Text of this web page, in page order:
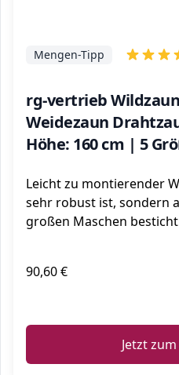
rg-vertrieb
Weidezaun
Höhe: 160 cm | 5
Mengen-Tipp
Leicht zu montierender
sehr robust ist, sondern
großen Maschen
90,60 €
Jetzt